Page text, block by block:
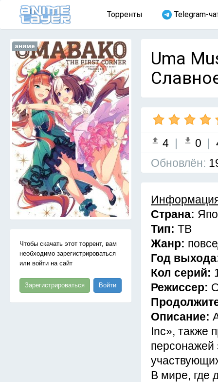
Торренты Telegram-
аниме
Чтобы скачать этот торрент, вам
необходимо зарегистрироваться
или войти на сайт
Зарегистрироваться Войти
Uma
4 | 0 |
Обновлён:
Страна:
Тип: ТВ
Жанр:
Год
Кол серий:
Режиссер:
Описание:
Inc», также
В мире, где